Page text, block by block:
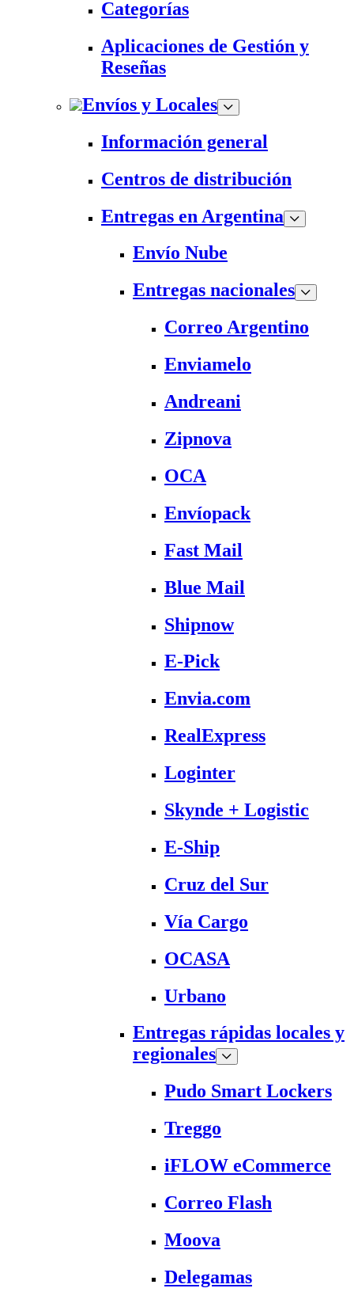
Categorías
Aplicaciones de Gestión y
Reseñas
Envíos y Locales
Información general
Centros de distribución
Entregas en Argentina
Envío Nube
Entregas nacionales
Correo Argentino
Enviamelo
Andreani
Zipnova
OCA
Envíopack
Fast Mail
Blue Mail
Shipnow
E-Pick
Envia.com
RealExpress
Loginter
Skynde + Logistic
E-Ship
Cruz del Sur
Vía Cargo
OCASA
Urbano
Entregas rápidas locales y
regionales
Pudo Smart Lockers
Treggo
iFLOW eCommerce
Correo Flash
Moova
Delegamas